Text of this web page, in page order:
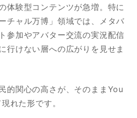
体験型コンテンツが急増。特に
チャル万博」領域では、メタバ
参加やアバター交流の実況配信
行けない層への広がりを見せま
的関心の高さが、そのままYou
れた形です。